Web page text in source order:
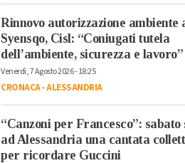
Rinnovo autorizzazione ambiente
Syensqo, Cisl: “Coniugati tutela
dell’ambiente, sicurezza e lavoro”
Venerdì, 7 Agosto 2026 - 18:25
CRONACA-ALESSANDRIA
“Canzoni per Francesco”: sabato
ad Alessandria una cantata
per ricordare Guccini